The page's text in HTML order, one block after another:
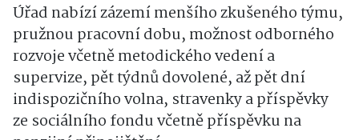
Úřad nabízí zázemí menšího zkušeného týmu,
pružnou pracovní dobu, možnost odborného
rozvoje včetně metodického vedení a
supervize, pět týdnů dovolené, až pět dní
indispozičního volna, stravenky a příspěvky
ze sociálního fondu včetně příspěvku na